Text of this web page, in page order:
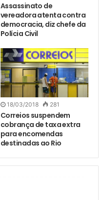
Assassinato de
vereadora atenta contra
democracia, diz chefe da
Polícia Civil
18/03/2018 281
Correios suspendem
cobrança de taxa extra
para encomendas
destinadas ao Rio